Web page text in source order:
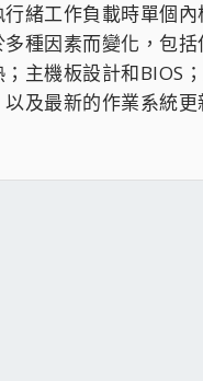
緒工作負載時單個
種因素而變化，包
主機板設計和BIOS
及最新的作業系統